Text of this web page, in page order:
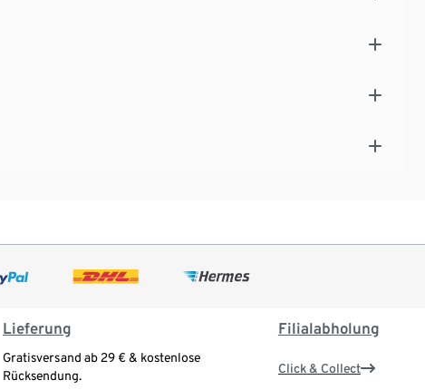
Lieferung
Gratisversand ab 29 € & kostenlose
Rücksendung.
Filialabholung
Click & Collect